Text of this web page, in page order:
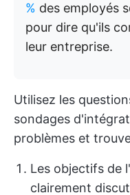
% des employés
pour dire qu'ils
leur entreprise.
Utilisez les
sondages
problèmes et
Les objectifs de
clairement